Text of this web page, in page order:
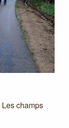
Les champs